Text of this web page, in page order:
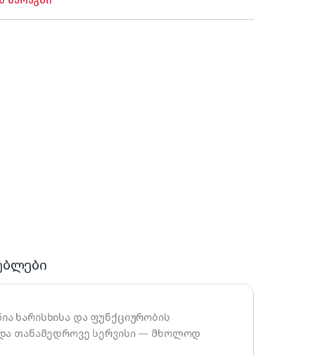
ხარისხისა და ფუნქციურობის
თანამედროვე სერვისი — მხოლოდ